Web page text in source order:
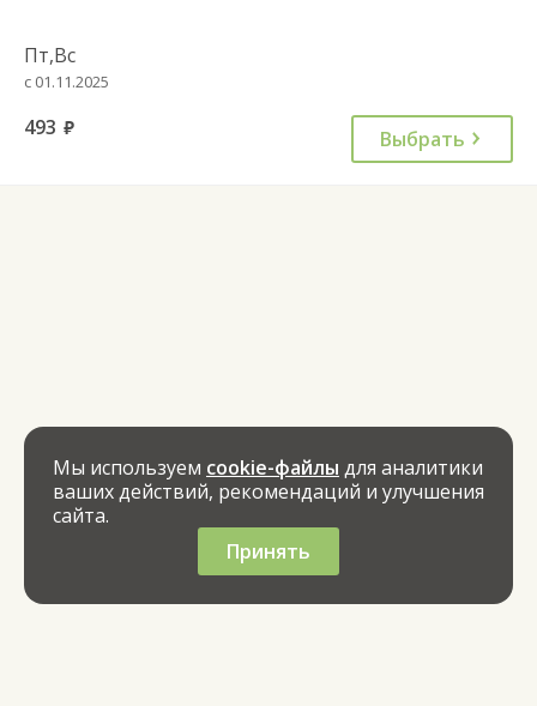
Пт,Вс
с 01.11.2025
493 руб. Выбрать
Мы используем cookie-файлы для аналитики
ваших действий, рекомендаций и улучшения
сайта.
Принять